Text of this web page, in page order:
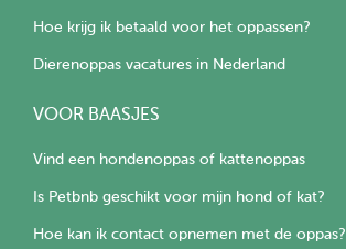
Hoe krijg ik betaald voor het oppassen?
Dierenoppas vacatures in Nederland
VOOR BAASJES
Vind een hondenoppas of kattenoppas
Is Petbnb geschikt voor mijn hond of kat?
Hoe kan ik contact opnemen met de oppas?